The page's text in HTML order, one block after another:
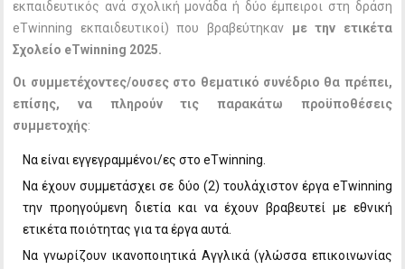
εκπαιδευτικός ανά σχολική μονάδα ή δύο έμπειροι στη δράση
eTwinning εκπαιδευτικοί) που βραβεύτηκαν με την ετικέτα
Σχολείο eTwinning 2025.
Οι συμμετέχοντες/ουσες στο θεματικό συνέδριο θα πρέπει,
επίσης, να πληρούν τις παρακάτω προϋποθέσεις
συμμετοχής:
Να είναι εγγεγραμμένοι/ες στο eTwinning.
Να έχουν συμμετάσχει σε δύο (2) τουλάχιστον έργα eTwinning
την προηγούμενη διετία και να έχουν βραβευτεί με εθνική
ετικέτα ποιότητας για τα έργα αυτά.
Να γνωρίζουν ικανοποιητικά Αγγλικά (γλώσσα επικοινωνίας